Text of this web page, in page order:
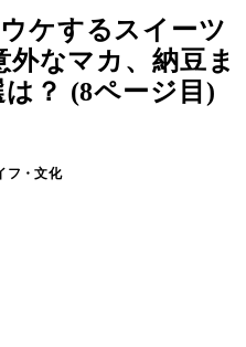
ケするスイーツ
なマカ、納豆ま
？ (8ページ目)
フ・文化